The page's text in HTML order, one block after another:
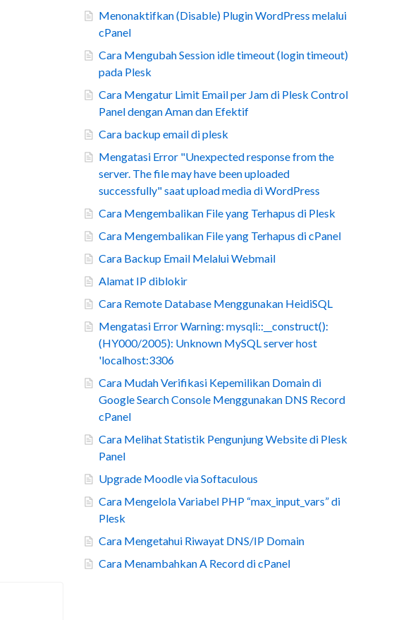
Menonaktifkan (Disable) Plugin WordPress melalui
cPanel
Cara Mengubah Session idle timeout (login timeout)
pada Plesk
Cara Mengatur Limit Email per Jam di Plesk Control
Panel dengan Aman dan Efektif
Cara backup email di plesk
Mengatasi Error "Unexpected response from the
server. The file may have been uploaded
successfully" saat upload media di WordPress
Cara Mengembalikan File yang Terhapus di Plesk
Cara Mengembalikan File yang Terhapus di cPanel
Cara Backup Email Melalui Webmail
Alamat IP diblokir
Cara Remote Database Menggunakan HeidiSQL
Mengatasi Error Warning: mysqli::__construct():
(HY000/2005): Unknown MySQL server host
'localhost:3306
Cara Mudah Verifikasi Kepemilikan Domain di
Google Search Console Menggunakan DNS Record
cPanel
Cara Melihat Statistik Pengunjung Website di Plesk
Panel
Upgrade Moodle via Softaculous
Cara Mengelola Variabel PHP “max_input_vars” di
Plesk
Cara Mengetahui Riwayat DNS/IP Domain
Cara Menambahkan A Record di cPanel